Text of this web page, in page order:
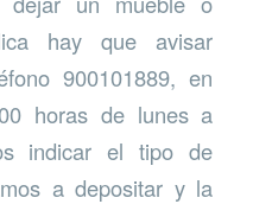
hay que avisar
900101889, en
horas de lunes a
indicar el tipo de
a depositar y la